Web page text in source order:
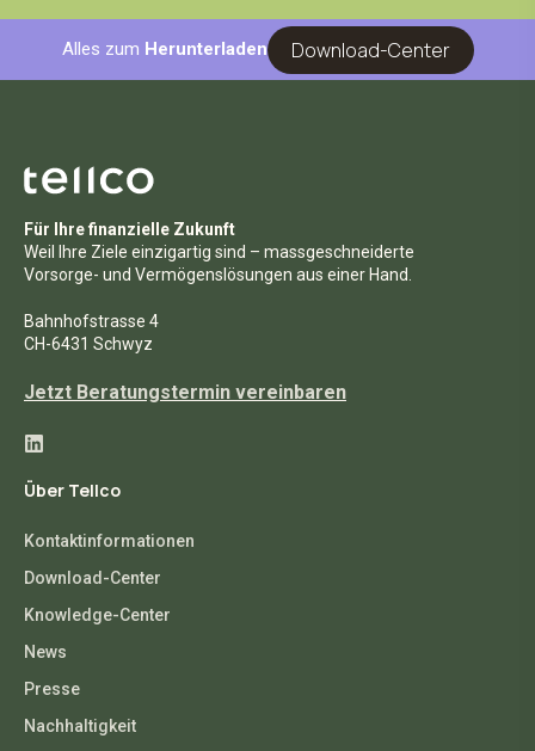
Alles zum Herunterladen Download-Center
Für Ihre finanzielle Zukunft
Weil Ihre Ziele einzigartig sind – massgeschneiderte
Vorsorge- und Vermögenslösungen aus einer Hand.
Bahnhofstrasse 4
CH-6431 Schwyz
Jetzt Beratungstermin vereinbaren
Über Tellco
Kontaktinformationen
Download-Center
Knowledge-Center
News
Presse
Nachhaltigkeit